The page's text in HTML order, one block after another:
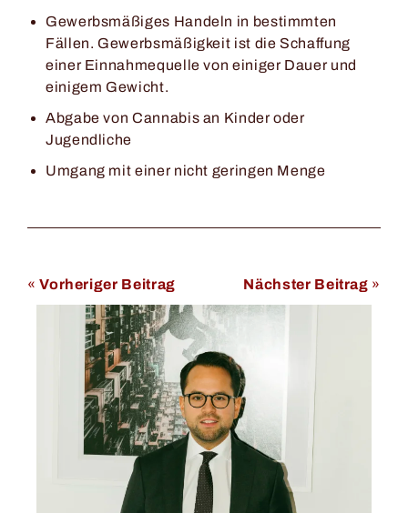
Gewerbsmäßiges Handeln in bestimmten
Fällen. Gewerbsmäßigkeit ist die Schaffung
einer Einnahmequelle von einiger Dauer und
einigem Gewicht.
Abgabe von Cannabis an Kinder oder
Jugendliche
Umgang mit einer nicht geringen Menge
«Vorheriger Beitrag Nächster Beitrag »